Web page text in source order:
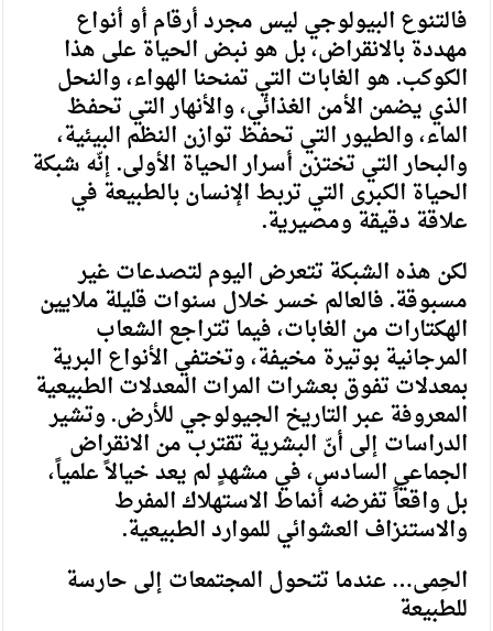
فالتنوع البيولوجي ليس مجرد أرقام أو أنواع
مهددة بالانقراض، بل هو نبض الحياة على هذا
الكوكب. هو الغابات التي تمنحنا الهواء، والنحل
الذي يضمن الأمن الغذائي، والأنهار التي تحفظ
الماء، والطيور التي تحفظ توازن النظم البيئية،
والبحار التي تختزن أسرار الحياة الأولى. إنّه شبكة
الحياة الكبرى التي تربط الإنسان بالطبيعة في
علاقة دقيقة ومصيرية.
لكن هذه الشبكة تتعرض اليوم لتصدعات غير
مسبوقة. فالعالم خسر خلال سنوات قليلة ملايين
الهكتارات من الغابات، فيما تتراجع الشعاب
المرجانية بوتيرة مخيفة، وتختفي الأنواع البرية
بمعدلات تفوق بعشرات المرات المعدلات الطبيعية
المعروفة عبر التاريخ الجيولوجي للأرض. وتشير
الدراسات إلى أنّ البشرية تقترب من الانقراض
الجماعي السادس، في مشهدٍ لم يعد خيالاً علمياً،
بل واقعاً تفرضه أنماط الاستهلاك المفرط
والاستنزاف العشوائي للموارد الطبيعية.
الحِمى… عندما تتحول المجتمعات إلى حارسة
للطبيعة